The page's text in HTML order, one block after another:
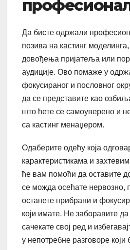
Да бисте одржали
позива на кастинг
довођења пријатеља или
аудиције. Ово помаже у
фокусираног и пословног
да се представите као
што ћете се самоуверено и
са кастинг менаџером.
Одаберите одећу која
карактеристикама и
ће вам помоћи да оставите
се можда осећате нервозно,
останете прибрани и
који имате. Не заборавите
сачекате свој ред и
у непотребне разговоре који